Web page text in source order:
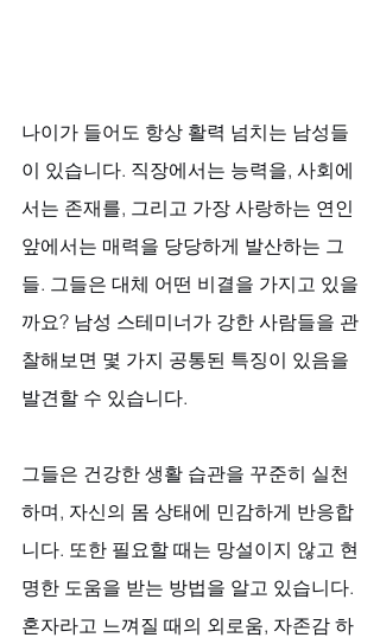
나이가 들어도 항상 활력 넘치는 남성들
이 있습니다. 직장에서는 능력을, 사회에
서는 존재를, 그리고 가장 사랑하는 연인
앞에서는 매력을 당당하게 발산하는 그
들. 그들은 대체 어떤 비결을 가지고 있을
까요? 남성 스테미너가 강한 사람들을 관
찰해보면 몇 가지 공통된 특징이 있음을
발견할 수 있습니다.
그들은 건강한 생활 습관을 꾸준히 실천
하며, 자신의 몸 상태에 민감하게 반응합
니다. 또한 필요할 때는 망설이지 않고 현
명한 도움을 받는 방법을 알고 있습니다.
혼자라고 느껴질 때의 외로움, 자존감 하